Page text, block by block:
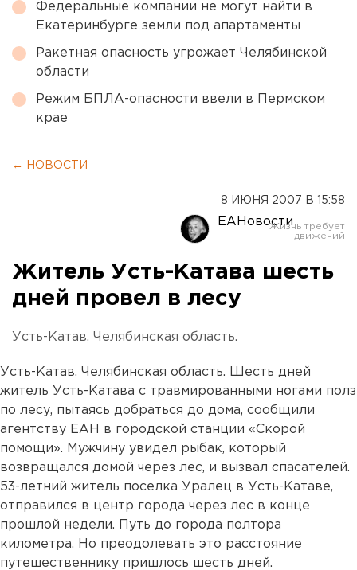
Федеральные компании не могут найти в
Екатеринбурге земли под апартаменты
Ракетная опасность угрожает Челябинской
области
Режим БПЛА-опасности ввели в Пермском
крае
← НОВОСТИ
8 ИЮНЯ 2007 В 15:58
ЕАНовости
Житель Усть-Катава шесть
дней провел в лесу
Усть-Катав, Челябинская область.
Усть-Катав, Челябинская область. Шесть дней
житель Усть-Катава с травмированными ногами полз
по лесу, пытаясь добраться до дома, сообщили
агентству ЕАН в городской станции «Скорой
помощи». Мужчину увидел рыбак, который
возвращался домой через лес, и вызвал спасателей.
53-летний житель поселка Уралец в Усть-Катаве,
отправился в центр города через лес в конце
прошлой недели. Путь до города полтора
километра. Но преодолевать это расстояние
путешественнику пришлось шесть дней.